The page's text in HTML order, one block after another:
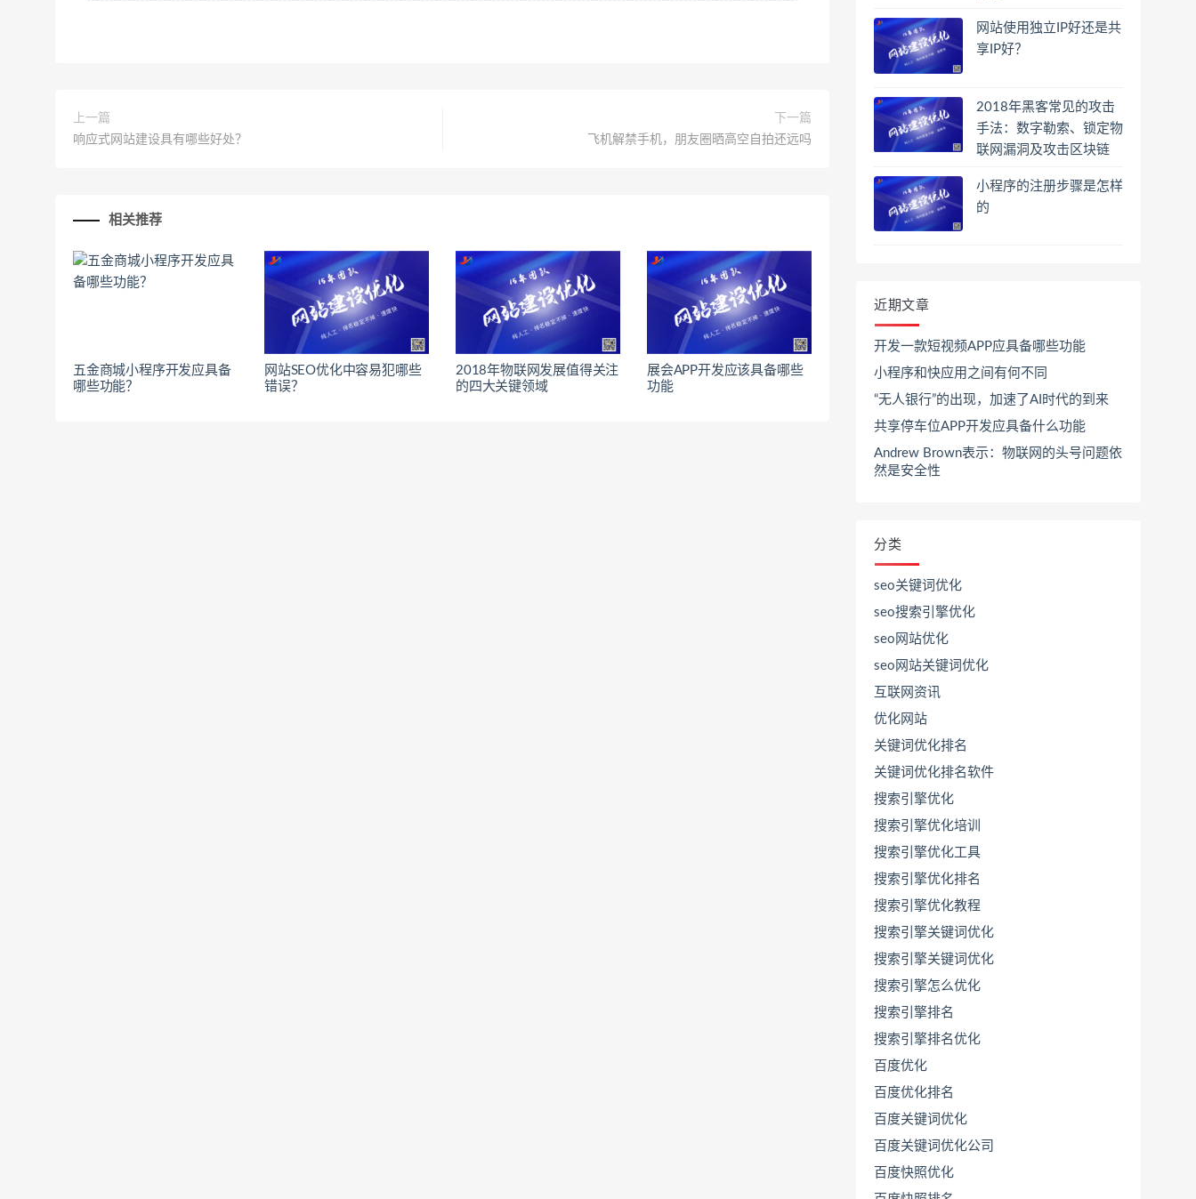
上一篇
响应式网站建设具有哪些好处？
下一篇
飞机解禁手机，朋友圈晒高空自拍还远吗
相关推荐
五金商城小程序开发应具备
哪些功能？
网站SEO优化中容易犯哪些
错误？
2018年物联网发展值得关注
的四大关键领域
展会APP开发应该具备哪些
功能
网站使用独立IP好还是共
享IP好？
2018年黑客常见的攻击
手法：数字勒索、锁定物
联网漏洞及攻击区块链
小程序的注册步骤是怎样
的
近期文章
开发一款短视频APP应具备哪些功能
小程序和快应用之间有何不同
“无人银行”的出现，加速了AI时代的到来
共享停车位APP开发应具备什么功能
Andrew Brown表示：物联网的头号问题依
然是安全性
分类
seo关键词优化
seo搜索引擎优化
seo网站优化
seo网站关键词优化
互联网资讯
优化网站
关键词优化排名
关键词优化排名软件
搜索引擎优化
搜索引擎优化培训
搜索引擎优化工具
搜索引擎优化排名
搜索引擎优化教程
搜索引擎关键词优化
搜索引擎关键词优化
搜索引擎怎么优化
搜索引擎排名
搜索引擎排名优化
百度优化
百度优化排名
百度关键词优化
百度关键词优化公司
百度快照优化